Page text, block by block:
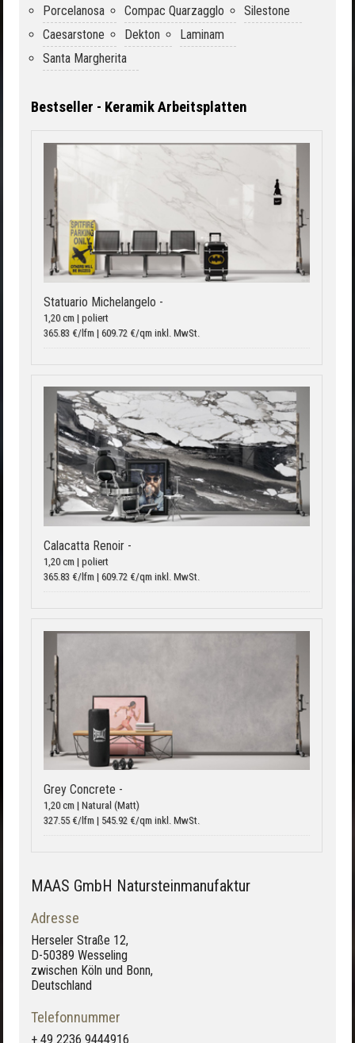
Porcelanosa Compac Quarzagglo
Silestone
Caesarstone
Dekton
Laminam
Santa Margherita
Bestseller - Keramik Arbeitsplatten
Statuario Michelangelo -
1,20 cm | poliert
365.83 €/lfm | 609.72 €/qm inkl. MwSt.
Calacatta Renoir -
1,20 cm | poliert
365.83 €/lfm | 609.72 €/qm inkl. MwSt.
Grey Concrete -
1,20 cm | Natural (Matt)
327.55 €/lfm | 545.92 €/qm inkl. MwSt.
MAAS GmbH Natursteinmanufaktur
Adresse
Herseler Straße 12,
D-50389 Wesseling
zwischen Köln und Bonn,
Deutschland
Telefonnummer
+ 49 2236 9444916